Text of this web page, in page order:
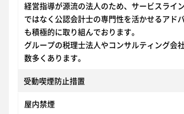
経営指導が源流の法人のため、サービスライ
ではなく公認会計士の専門性を活かせるアド
も積極的に取り組んでおります。
グループの税理士法人やコンサルティング会
数多くあります。
受動喫煙防止措置
屋内禁煙